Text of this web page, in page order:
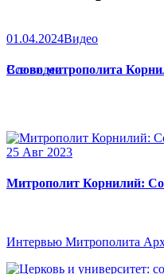
01.04.2024Видео
Слово митрополита
Все видео
25 Авг 2023
Митрополит Корнилий:
Интервью Митрополита